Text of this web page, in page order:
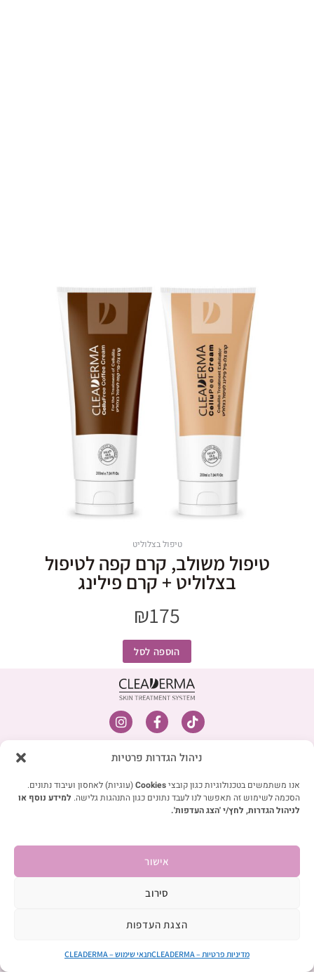
ניהול הגדרות פרטיות
אנו משתמשים בטכנולוגיות כגון קובציCookies(עוגיות) לאחסון ועיבוד נתונים.
הסכמה לשימוש זה תאפשר לנו לעבד נתונים כגון התנהגות גלישה. למידע נוסף או
לניהול הגדרות, לחץ/י 'הצג העדפות'.
אישור
סירוב
הצגת העדפות
מדיניות פרטיות – CLEADERMA תנאי שימוש – CLEADERMA
טיפול בצלוליט
טיפול משולב, קרם קפה לטיפול
בצלוליט + קרם פילינג
₪175
הוספה לסל
T
i
k
t
o
k
F
a
c
e
b
o
o
k
I
n
s
t
a
g
r
a
חנות
קצת עלינו
חוות דעת
צרו קשר
תנאי שימוש
קטגוריות